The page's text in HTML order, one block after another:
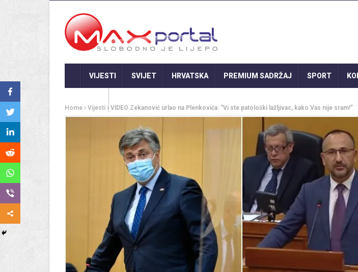
VIJESTI SVIJET HRVATSKA PREMIUM SADRŽAJ SPORT
Home Vijesti VIDEO Zekanović urlao na Plenkovića: “Vi ste patološki lažljivac, kako Vas nije sram!”